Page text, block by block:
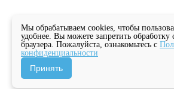
Мы обрабатываем cookies, чтобы
удобнее. Вы можете запретить обработку
браузера. Пожалуйста, ознакомьтесь с
конфиденциальности
Принять